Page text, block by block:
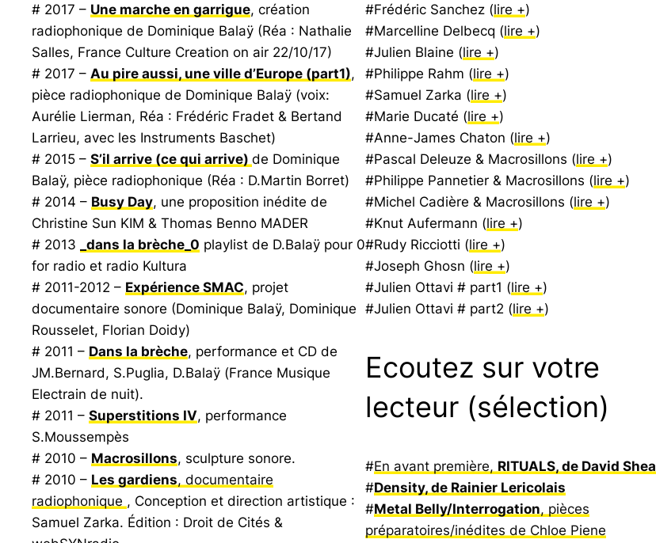
# 2017 – Une marche en garrigue, création
radiophonique de Dominique Balaÿ (Réa : Nathalie
Salles, France Culture Creation on air 22/10/17)
# 2017 – Au pire aussi, une ville d’Europe (part1),
pièce radiophonique de Dominique Balaÿ (voix:
Aurélie Lierman, Réa : Frédéric Fradet & Bertand
Larrieu, avec les Instruments Baschet)
# 2015 – S’il arrive (ce qui arrive) de Dominique
Balaÿ, pièce radiophonique (Réa : D.Martin Borret)
# 2014 – Busy Day, une proposition inédite de
Christine Sun KIM & Thomas Benno MADER
# 2013
_dans la brèche_0 playlist de D.Balaÿ pour 0
for radio et radio Kultura
# 2011-2012 – Expérience SMAC, projet
documentaire sonore (Dominique Balaÿ, Dominique
Rousselet, Florian Doidy)
# 2011 – Dans la brèche, performance et CD de
JM.Bernard, S.Puglia, D.Balaÿ (France Musique
Electrain de nuit).
# 2011 – Superstitions IV, performance
S.Moussempès
# 2010 – Macrosillons, sculpture sonore.
# 2010 – Les gardiens, documentaire
radiophonique , Conception et direction artistique :
Samuel Zarka. Édition : Droit de Cités &
#Frédéric Sanchez (lire +)
#Marcelline Delbecq (lire +)
#Julien Blaine (lire +)
#Philippe Rahm (lire +)
#Samuel Zarka (lire +)
#Marie Ducaté (lire +)
#Anne-James Chaton (lire +)
#Pascal Deleuze & Macrosillons (lire +)
#Philippe Pannetier & Macrosillons (lire +)
#Michel Cadière & Macrosillons (lire +)
#Knut Aufermann (lire +)
#Rudy Ricciotti (lire +)
#Joseph Ghosn (lire +)
#Julien Ottavi # part1 (lire +)
#Julien Ottavi # part2 (lire +)
Ecoutez sur votre
lecteur (sélection)
#En avant première, RITUALS, de David Shea
#Density, de Rainier Lericolais
#Metal Belly/Interrogation, pièces
préparatoires/inédites de Chloe Piene